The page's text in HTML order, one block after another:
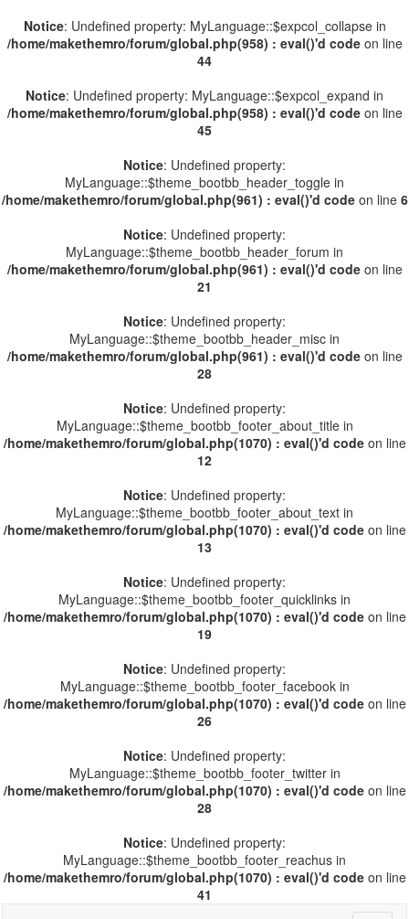
Notice: Undefined property: MyLanguage::$expcol_collapse in
/home/makethemro/forum/global.php(958) : eval()'d codeon line
44
Notice: Undefined property: MyLanguage::$expcol_expand in
/home/makethemro/forum/global.php(958) : eval()'d codeon line
45
Notice: Undefined property:
MyLanguage::$theme_bootbb_header_toggle in
/home/makethemro/forum/global.php(961) : eval()'d codeon line 6
Notice: Undefined property:
MyLanguage::$theme_bootbb_header_forum in
/home/makethemro/forum/global.php(961) : eval()'d codeon line
21
Notice: Undefined property:
MyLanguage::$theme_bootbb_header_misc in
/home/makethemro/forum/global.php(961) : eval()'d codeon line
28
Notice: Undefined property:
MyLanguage::$theme_bootbb_footer_about_title in
/home/makethemro/forum/global.php(1070) : eval()'d codeon line
12
Notice: Undefined property:
MyLanguage::$theme_bootbb_footer_about_text in
/home/makethemro/forum/global.php(1070) : eval()'d codeon line
13
Notice: Undefined property:
MyLanguage::$theme_bootbb_footer_quicklinks in
/home/makethemro/forum/global.php(1070) : eval()'d codeon line
19
Notice: Undefined property:
MyLanguage::$theme_bootbb_footer_facebook in
/home/makethemro/forum/global.php(1070) : eval()'d codeon line
26
Notice: Undefined property:
MyLanguage::$theme_bootbb_footer_twitter in
/home/makethemro/forum/global.php(1070) : eval()'d codeon line
28
Notice: Undefined property:
MyLanguage::$theme_bootbb_footer_reachus in
/home/makethemro/forum/global.php(1070) : eval()'d codeon line
41